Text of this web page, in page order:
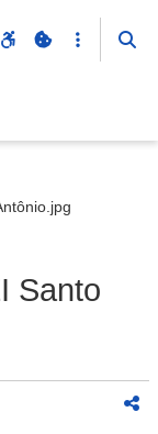
Santo